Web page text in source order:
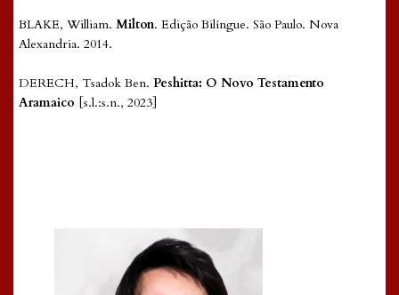
BLAKE, William. Milton. Edição Bilíngue. São Paulo. Nova
Alexandria. 2014.
DERECH, Tsadok Ben. Peshitta: O Novo Testamento
Aramaico [s.l.:s.n., 2023]